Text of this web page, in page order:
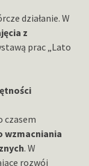
działanie. W
z
prac „Lato
czasem
wzmacniania
. W
rozwój